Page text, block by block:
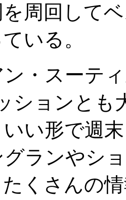
周回して
いる。
・スーテ
ションと
い形で週
ランやシ
くさんの